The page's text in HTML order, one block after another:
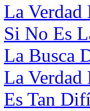
La Verdad
Si No Es
La Busca
La Verdad
Es Tan